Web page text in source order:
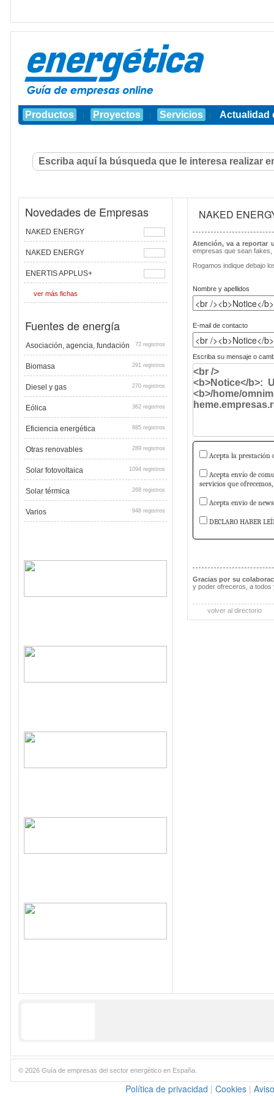
Productos | Proyectos | Servicios | Actualidad
Novedades de Empresas
NAKED ENERGY
NAKED ENERGY
ENERTIS APPLUS+
ver más fichas
Fuentes de energía
Asociación, agencia, fundación 72 registros
Biomasa 291 registros
Diesel y gas 270 registros
Eólica 362 registros
Eficiencia energética 885 registros
Otras renovables 289 registros
Solar fotovoltaica 1094 registros
Solar térmica 268 registros
Varios 948 registros
NAKED
Atención, va a reportar
empresas que sean
Rogamos indique debajo
Nombre y apellidos
E-mail de contacto
Escriba su mensaje o
Acepta la prestación
Acepta envío de
servicios que
Acepta envio de
DECLARO HABER
Gracias por su
y poder ofreceros, a todos
volver al directorio
© 2026 Guía de empresas del sector energético en España.
Política de privacidad | Cookies |